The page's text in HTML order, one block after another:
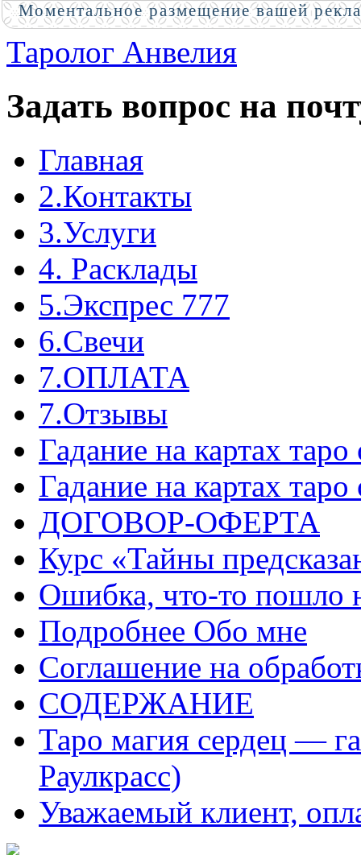
Таролог Анвелия
Задать вопрос на
Главная
2.Контакты
3.Услуги
4. Расклады
5.Экспрес 777
6.Свечи
7.ОПЛАТА
7.Отзывы
Гадание на картах
Гадание на картах
ДОГОВОР-ОФЕРТА
Курс «Тайны
Ошибка, что-то пошло
Подробнее Обо мне
Соглашение на
СОДЕРЖАНИЕ
Таро магия сердец —
Раулкрасс)
Уважаемый клиент,
Моментальное размещение вашей